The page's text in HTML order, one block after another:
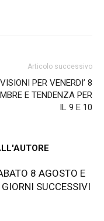
Articolo successivo
PER VENERDI’ 8
E TENDENZA PER
IL 9 E 10
8 AGOSTO E
SUCCESSIVI